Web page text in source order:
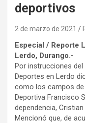
deportivos
2 de marzo de 2021
Especial / Reporte
Lerdo, Durango.-
Por instrucciones del
Deportes en Lerdo
como los campos de
Deportiva Francisco
dependencia,
Mencionó que, de